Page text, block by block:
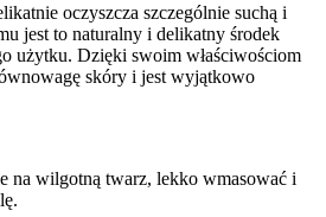
oczyszcza szczególnie suchą i
jest to naturalny i delikatny środek
użytku. Dzięki swoim właściwościom
skóry i jest wyjątkowo
na wilgotną twarz, lekko wmasować i